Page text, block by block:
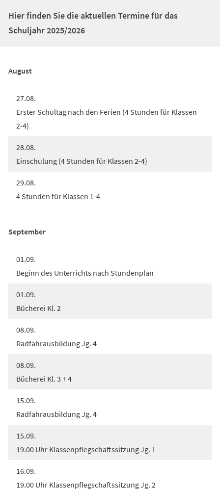
Hier finden Sie die aktuellen Termine für das
Schuljahr 2025/2026
August
27.08.
Erster Schultag nach den Ferien (4 Stunden für Klassen
2-4)
28.08.
Einschulung (4 Stunden für Klassen 2-4)
29.08.
4 Stunden für Klassen 1-4
September
01.09.
Beginn des Unterrichts nach Stundenplan
01.09.
Bücherei Kl. 2
08.09.
Radfahrausbildung Jg. 4
08.09.
Bücherei Kl. 3 + 4
15.09.
Radfahrausbildung Jg. 4
15.09.
19.00 Uhr Klassenpflegschaftssitzung Jg. 1
16.09.
19.00 Uhr Klassenpflegschaftssitzung Jg. 2